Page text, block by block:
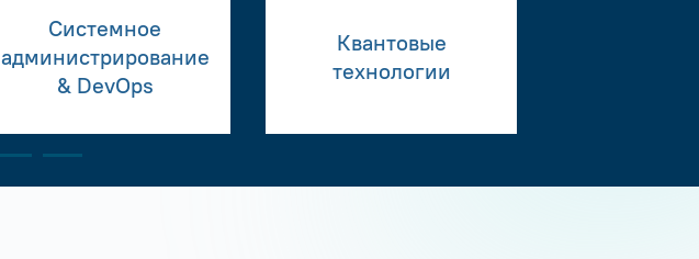
Системное
администрирование
& DevOps
Квантовые
технологии